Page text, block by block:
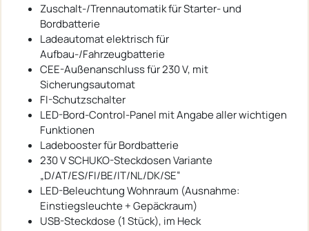
Zuschalt-/Trennautomatik für Starter- und
Bordbatterie
Ladeautomat elektrisch für
Aufbau-/Fahrzeugbatterie
CEE-Außenanschluss für 230 V, mit
Sicherungsautomat
FI-Schutzschalter
LED-Bord-Control-Panel mit Angabe aller wichtigen
Funktionen
Ladebooster für Bordbatterie
230 V SCHUKO-Steckdosen Variante
„D/AT/ES/FI/BE/IT/NL/DK/SE“
LED-Beleuchtung Wohnraum (Ausnahme:
Einstiegsleuchte + Gepäckraum)
USB-Steckdose (1 Stück), im Heck